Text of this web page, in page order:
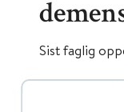
Sist faglig